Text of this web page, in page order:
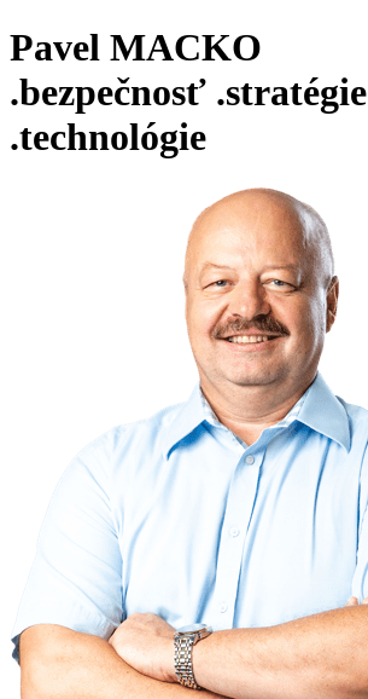
Pavel MACKO
.bezpečnosť .stratégie
.technológie